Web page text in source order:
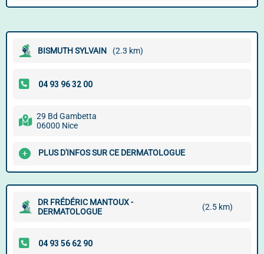
BISMUTH SYLVAIN (2.3 km)
29 Bd Gambetta
06000 Nice
PLUS D'INFOS SUR CE DERMATOLOGUE
DR FRÉDÉRIC MANTOUX -
DERMATOLOGUE
(2.5 km)